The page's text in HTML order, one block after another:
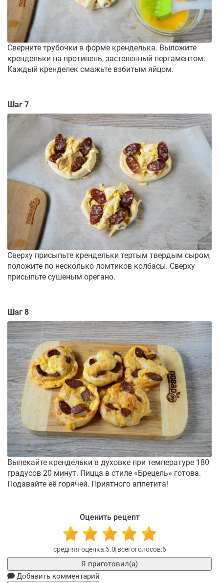
Сверните трубочки в форме кренделька. Выложите
крендельки на противень, застеленный пергаментом.
Каждый кренделек смажьте взбитым яйцом.
Шаг 7
Сверху присыпьте крендельки тертым твердым сыром,
положите по несколько ломтиков колбасы. Сверху
присыпьте сушеным орегано.
Шаг 8
Выпекайте крендельки в духовке при температуре 180
градусов 20 минут. Пицца в стиле «Брецель» готова.
Подавайте её горячей. Приятного аппетита!
Оценить рецепт
5.0 6
Я приготовил(а)
Добавить комментарий